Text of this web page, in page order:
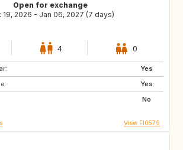
Open for exchange
19, 2026 - Jan 06, 2027 (7 days)
4 0
Yes
Yes
No
View FI0579